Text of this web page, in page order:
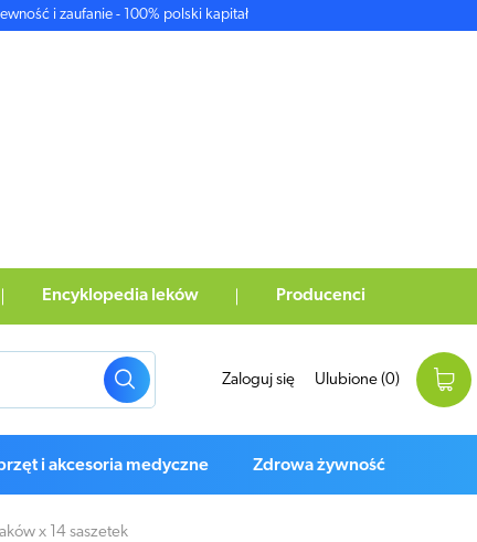
i zaufanie - 100% polski kapitał
Encyklopedia leków Producenci
Zaloguj się Ulubione (0)
i akcesoria medyczne Zdrowa żywność
x 14 saszetek